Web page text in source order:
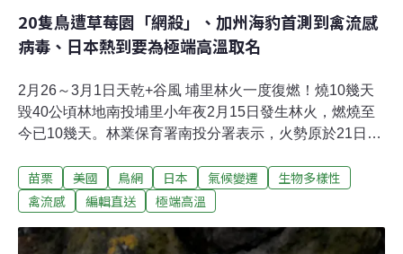
20隻鳥遭草莓園「網殺」、加州海豹首測到禽流感
病毒、日本熱到要為極端高溫取名
2月26～3月1日天乾+谷風 埔里林火一度復燃！燒10幾天
毀40公頃林地南投埔里小年夜2月15日發生林火，燃燒至
今已10幾天。林業保育署南投分署表示，火勢原於21日已
風再度向上延燒，於24日再回到搶救階段。南投分署分署
長李政賢說明，林火累計延燒面積雖達40公頃，但大多數
持續滅火中。27日遇清晨降雨，下午火勢順利控制。（太
苗栗 美國 鳥網 日本 氣候變遷
生物多樣性
禽流感
編輯直送 極端高溫